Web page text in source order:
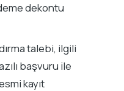
dekontu
talebi, ilgili
başvuru ile
kayıt